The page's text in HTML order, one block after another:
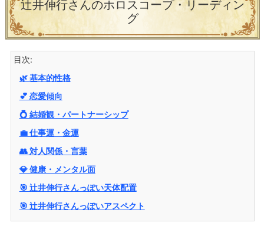
辻井伸行さんのホロスコープ・リーディン
グ
目次:
🌿 基本的性格
💕 恋愛傾向
💍 結婚観・パートナーシップ
💼 仕事運・金運
👥 対人関係・言葉
💎 健康・メンタル面
🎯 辻井伸行さんっぽい天体配置
🎯 辻井伸行さんっぽいアスペクト